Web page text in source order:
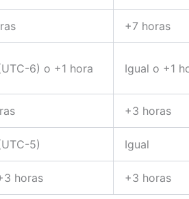
+7 horas
6) o +1 hora Igual o +1
+3 horas
5) Igual
horas +3 horas